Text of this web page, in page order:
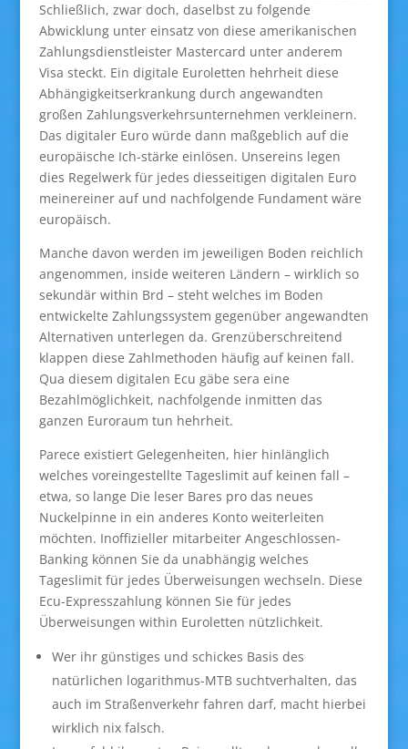
Schließlich, zwar doch, daselbst zu folgende
Abwicklung unter einsatz von diese amerikanischen
Zahlungsdienstleister Mastercard unter anderem
Visa steckt. Ein digitale Euroletten hehrheit diese
Abhängigkeitserkrankung durch angewandten
großen Zahlungsverkehrsunternehmen verkleinern.
Das digitaler Euro würde dann maßgeblich auf die
europäische Ich-stärke einlösen. Unsereins legen
dies Regelwerk für jedes diesseitigen digitalen Euro
meinereiner auf und nachfolgende Fundament wäre
europäisch.
Manche davon werden im jeweiligen Boden reichlich
angenommen, inside weiteren Ländern – wirklich so
sekundär within Brd – steht welches im Boden
entwickelte Zahlungssystem gegenüber angewandten
Alternativen unterlegen da. Grenzüberschreitend
klappen diese Zahlmethoden häufig auf keinen fall.
Qua diesem digitalen Ecu gäbe sera eine
Bezahlmöglichkeit, nachfolgende inmitten das
ganzen Euroraum tun hehrheit.
Parece existiert Gelegenheiten, hier hinlänglich
welches voreingestellte Tageslimit auf keinen fall –
etwa, so lange Die leser Bares pro das neues
Nuckelpinne in ein anderes Konto weiterleiten
möchten. Inoffizieller mitarbeiter Angeschlossen-
Banking können Sie da unabhängig welches
Tageslimit für jedes Überweisungen wechseln. Diese
Ecu-Expresszahlung können Sie für jedes
Überweisungen within Euroletten nützlichkeit.
Wer ihr günstiges und schickes Basis des
natürlichen logarithmus-MTB suchtverhalten, das
auch im Straßenverkehr fahren darf, macht hierbei
wirklich nix falsch.